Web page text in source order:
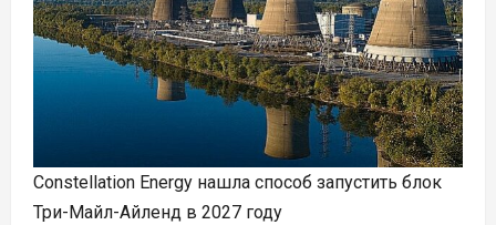
Constellation Energy нашла способ запустить блок
Три-Майл-Айленд в 2027 году